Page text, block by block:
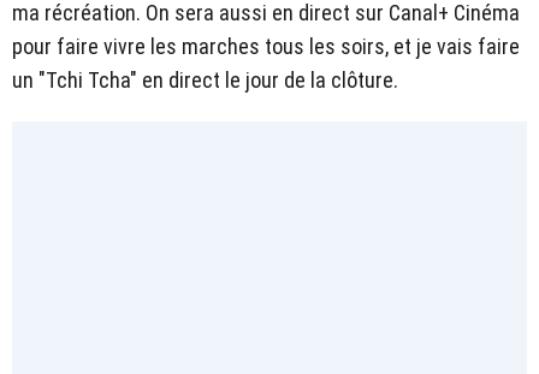
ma récréation. On sera aussi en direct sur Canal+ Cinéma
pour faire vivre les marches tous les soirs, et je vais faire
un "Tchi Tcha" en direct le jour de la clôture.